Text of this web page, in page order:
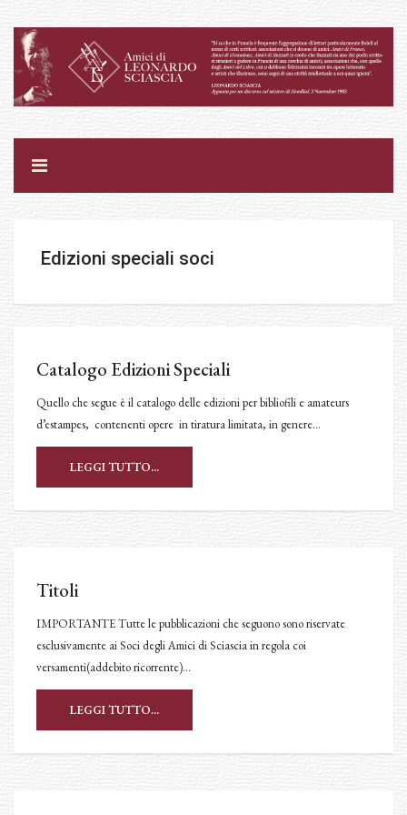
Edizioni speciali soci
Catalogo Edizioni Speciali
Quello che segue è il catalogo delle edizioni per bibliofili e amateurs
d’estampes, contenenti opere in tiratura limitata, in genere…
LEGGI TUTTO...
Titoli
IMPORTANTE Tutte le pubblicazioni che seguono sono riservate
esclusivamente ai Soci degli Amici di Sciascia in regola coi
versamenti(addebito ricorrente)…
LEGGI TUTTO...